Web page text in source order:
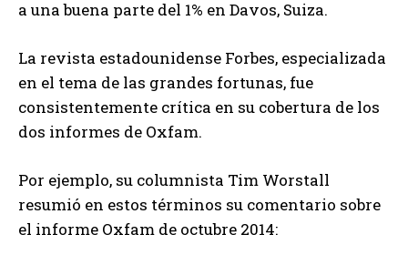
a una buena parte del 1% en Davos, Suiza.
La revista estadounidense Forbes, especializada
en el tema de las grandes fortunas, fue
consistentemente crítica en su cobertura de los
dos informes de Oxfam.
Por ejemplo, su columnista Tim Worstall
resumió en estos términos su comentario sobre
el informe Oxfam de octubre 2014: